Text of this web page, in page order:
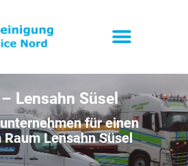
Lensahn Süsel
für einen
Lensahn Süsel